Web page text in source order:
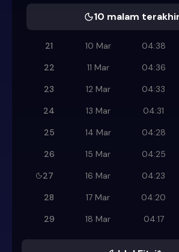
10 malam
21 10 Mar 04:38
22
11 Mar 04:36
23
12 Mar 04:33
24
13 Mar 04:31
25
14 Mar 04:28
26
15 Mar 04:25
27
16 Mar 04:23
28
17 Mar 04:20
29
18 Mar 04:17